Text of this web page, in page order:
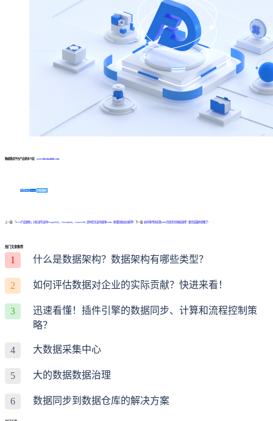
数据集成平台产品更多介绍： www.finedatalink.com
免费体验Demo 咨询方案
上一篇: 「4.1.9产品更新」分区读写支持PostgreSQL、Greenplum、Gauss200, 定时任务支持调用Kettle, 新增回收站功能等！ 下一篇: 如何零代码实现kettle历史任务轻松调用？看完这篇你就懂了!
热门文章推荐
1 什么是数据架构？数据架构有哪些类型？
2 如何评估数据对企业的实际贡献？快进来看！
3
迅速看懂！插件引擎的数据同步、计算和流程控制策
略？
4 大数据采集中心
5 大的数据数据治理
6 数据同步到数据仓库的解决方案